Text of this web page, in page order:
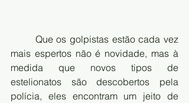
mais espertos não é novidade, mas à
medida que novos tipos de
estelionatos são descobertos pela
polícia, eles encontram um jeito de